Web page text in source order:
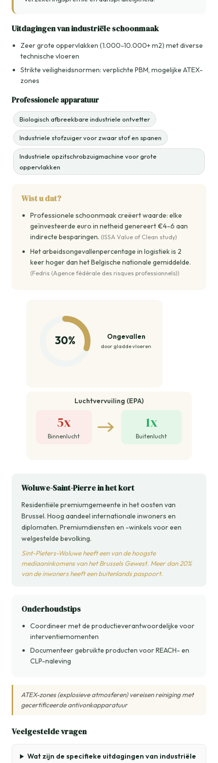
Uitdagingen van industriële schoonmaak
Zeer grote oppervlakken (1.000-10.000+ m2) met diverse
technische vloeren
Strikte veiligheidsnormen: verplichte PBM, mogelijke ATEX-
zones
Professionele apparatuur
Biologisch afbreekbare industriele ontvetter
Industriele stofzuiger voor zwaar stof en spanen
Industriele opzitschrobzuigmachine voor grote
oppervlakken
Wist u dat?
Professionele schoonmaak creëert waarde: elke
geïnvesteerde euro in netheid genereert €4-6 aan
indirecte besparingen. (ISSA Value of Clean study)
Het arbeidsongevallenpercentage in logistiek is 2
keer hoger dan het Belgische nationale gemiddelde.
(Fedris (Agence fédérale des risques professionnels))
30% Ongevallen
door gladde vloeren
Luchtvervuiling (EPA)
5x
Binnenlucht
1x
Buitenlucht
Woluwe-Saint-Pierre in het kort
Residentiële premiumgemeente in het oosten van
Brussel. Hoog aandeel internationale inwoners en
diplomaten. Premiumdiensten en -winkels voor een
welgestelde bevolking.
Sint-Pieters-Woluwe heeft een van de hoogste
mediaaninkomens van het Brussels Gewest. Meer dan 20%
van de inwoners heeft een buitenlands paspoort.
Onderhoudstips
Coordineer met de productieverantwoordelijke voor
interventiemomenten
Documenteer gebruikte producten voor REACH- en
CLP-naleving
ATEX-zones (explosieve atmosferen) vereisen reiniging met
gecertificeerde antivonkapparatuur
Veelgestelde vragen
Wat zijn de specifieke uitdagingen van industriële